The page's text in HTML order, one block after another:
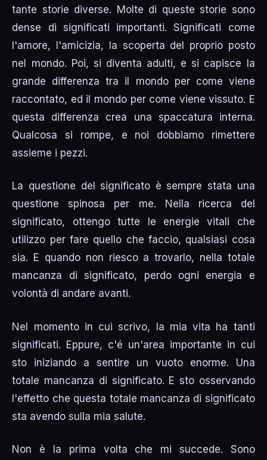
tante storie diverse. Molte di queste storie sono
dense di significati importanti. Significati come
l'amore, l'amicizia, la scoperta del proprio posto
nel mondo. Poi, si diventa adulti, e si capisce la
grande differenza tra il mondo per come viene
raccontato, ed il mondo per come viene vissuto. E
questa differenza crea una spaccatura interna.
Qualcosa si rompe, e noi dobbiamo rimettere
assieme i pezzi.
La questione del significato è sempre stata una
questione spinosa per me. Nella ricerca del
significato, ottengo tutte le energie vitali che
utilizzo per fare quello che faccio, qualsiasi cosa
sia. E quando non riesco a trovarlo, nella totale
mancanza di significato, perdo ogni energia e
volontà di andare avanti.
Nel momento in cui scrivo, la mia vita ha tanti
significati. Eppure, c'é un'area importante in cui
sto iniziando a sentire un vuoto enorme. Una
totale mancanza di significato. E sto osservando
l'effetto che questa totale mancanza di significato
sta avendo sulla mia salute.
Non è la prima volta che mi succede. Sono